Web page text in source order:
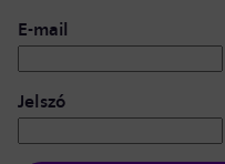
Bejelentkezés: felhasználó
E-mail
Jelszó